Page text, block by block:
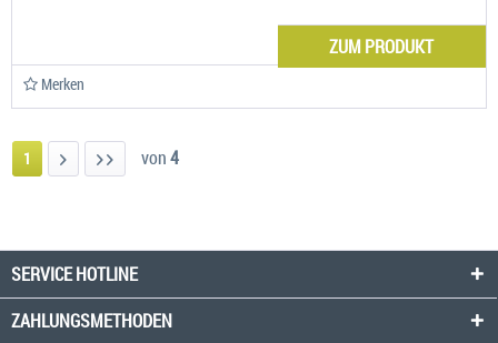
ZUM PRODUKT
Merken
1 von4
SERVICE HOTLINE
ZAHLUNGSMETHODEN